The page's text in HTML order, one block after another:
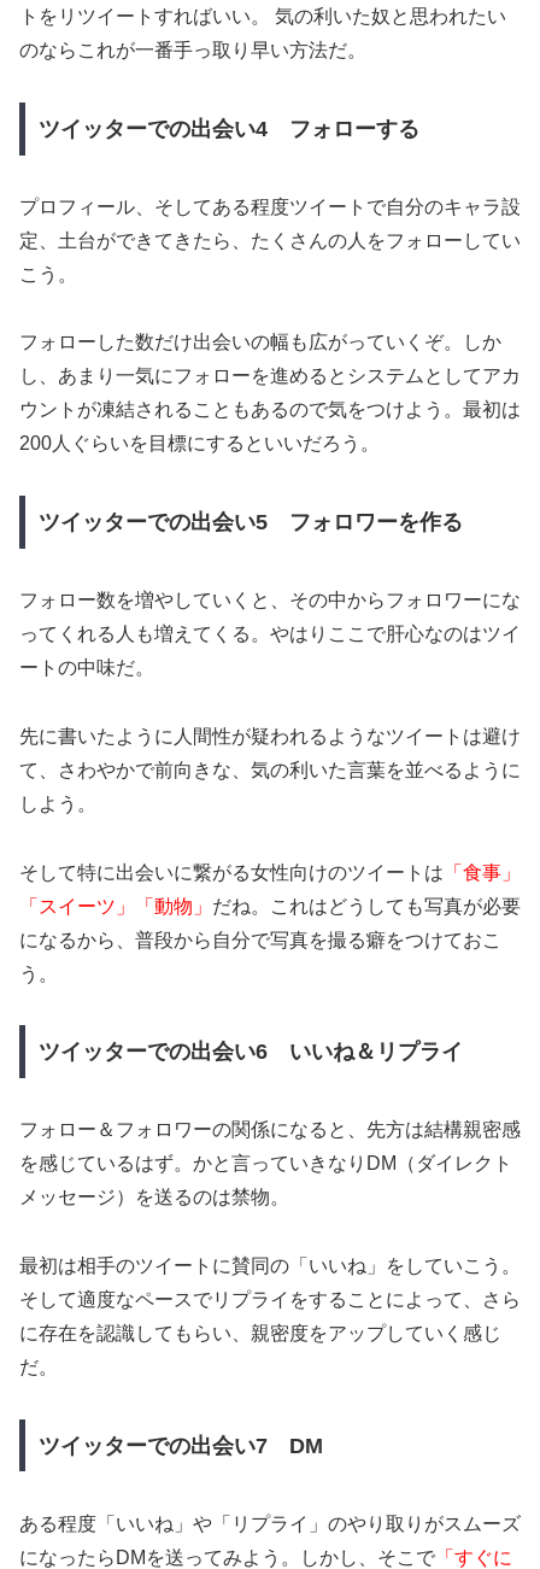
トをリツイートすればいい。 気の利いた奴と思われたい
のならこれが一番手っ取り早い方法だ。
ツイッターでの出会い4 フォローする
プロフィール、そしてある程度ツイートで自分のキャラ設
定、土台ができてきたら、たくさんの人をフォローしてい
こう。
フォローした数だけ出会いの幅も広がっていくぞ。しか
し、あまり一気にフォローを進めるとシステムとしてアカ
ウントが凍結されることもあるので気をつけよう。最初は
200人ぐらいを目標にするといいだろう。
ツイッターでの出会い5 フォロワーを作る
フォロー数を増やしていくと、その中からフォロワーにな
ってくれる人も増えてくる。やはりここで肝心なのはツイ
ートの中味だ。
先に書いたように人間性が疑われるようなツイートは避け
て、さわやかで前向きな、気の利いた言葉を並べるように
しよう。
そして特に出会いに繋がる女性向けのツイートは 「食事」
「スイーツ」「動物」 だね。これはどうしても写真が必要
になるから、普段から自分で写真を撮る癖をつけておこ
う。
ツイッターでの出会い6 いいね＆リプライ
フォロー＆フォロワーの関係になると、先方は結構親密感
を感じているはず。かと言っていきなりDM（ダイレクト
メッセージ）を送るのは禁物。
最初は相手のツイートに賛同の「いいね」をしていこう。
そして適度なペースでリプライをすることによって、さら
に存在を認識してもらい、親密度をアップしていく感じ
だ。
ツイッターでの出会い7 DM
ある程度「いいね」や「リプライ」のやり取りがスムーズ
になったらDMを送ってみよう。しかし、そこで 「すぐに